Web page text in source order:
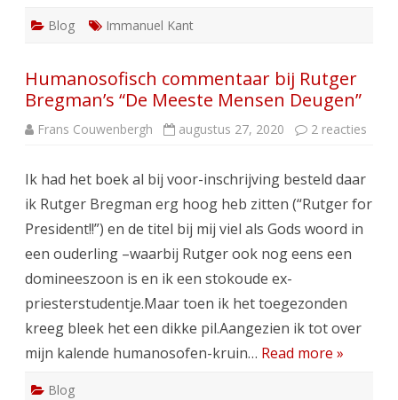
Blog Immanuel Kant
Humanosofisch commentaar bij Rutger
Bregman’s “De Meeste Mensen Deugen”
Frans Couwenbergh augustus 27, 2020 2 reacties
“De
Ik had het boek al bij voor-inschrijving besteld daar
ik Rutger Bregman erg hoog heb zitten (“Rutger for
President!!”) en de titel bij mij viel als Gods woord in
een ouderling –waarbij Rutger ook nog eens een
domineeszoon is en ik een stokoude ex-
priesterstudentje.Maar toen ik het toegezonden
kreeg bleek het een dikke pil.Aangezien ik tot over
mijn kalende humanosofen-kruin… Read more »
Blog